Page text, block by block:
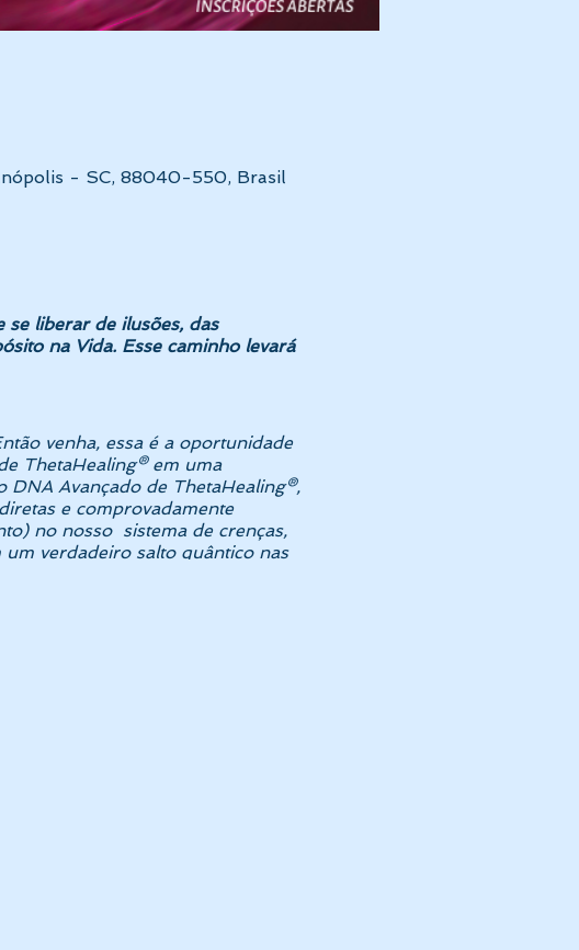
- SC, 88040-550, Brasil
se liberar de ilusões, das
na Vida. Esse caminho levará
venha, essa é a oportunidade
ThetaHealing® em uma
Avançado de ThetaHealing®,
e comprovadamente
no nosso sistema de crenças,
verdadeiro salto quântico nas